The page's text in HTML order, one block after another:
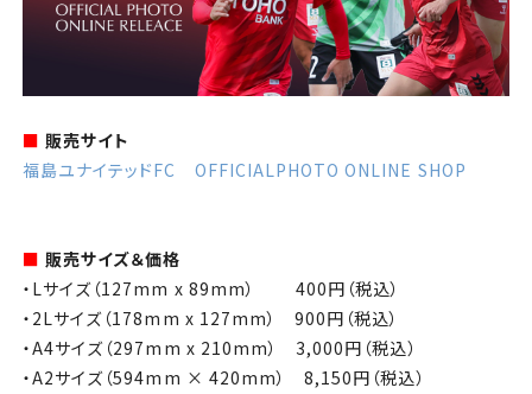
■ 販売サイト
福島ユナイテッドFC OFFICIALPHOTO ONLINE SHOP
■ 販売サイズ＆価格
・Lサイズ（127mm x 89mm） 400円（税込）
・2Lサイズ（178mm x 127mm） 900円（税込）
・A4サイズ（297mm x 210mm） 3,000円（税込）
・A2サイズ（594mm × 420mm） 8,150円（税込）